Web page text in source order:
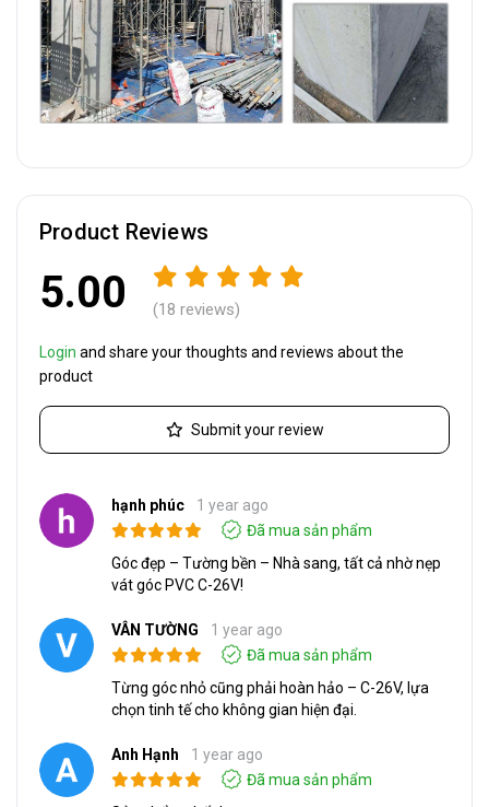
Product Reviews
5.00 (18 reviews)
Login and share your thoughts and reviews about the
product
Submit your review
hạnh phúc
1 year ago
Đã mua sản phẩm
Góc đẹp – Tường bền – Nhà sang, tất cả nhờ nẹp
vát góc PVC C-26V!
VÂN TƯỜNG
1 year ago
Đã mua sản phẩm
Từng góc nhỏ cũng phải hoàn hảo – C-26V, lựa
chọn tinh tế cho không gian hiện đại.
Anh Hạnh
1 year ago
Đã mua sản phẩm